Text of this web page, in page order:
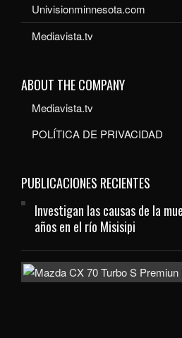
Univisionminnesota.com
Mediavista.tv
ABOUT THE COMPANY
Mediavista.tv
POLÍTICA DE PRIVACIDAD
PUBLICACIONES RECIENTES
Investigan las causas de la
años en el río Misisipi